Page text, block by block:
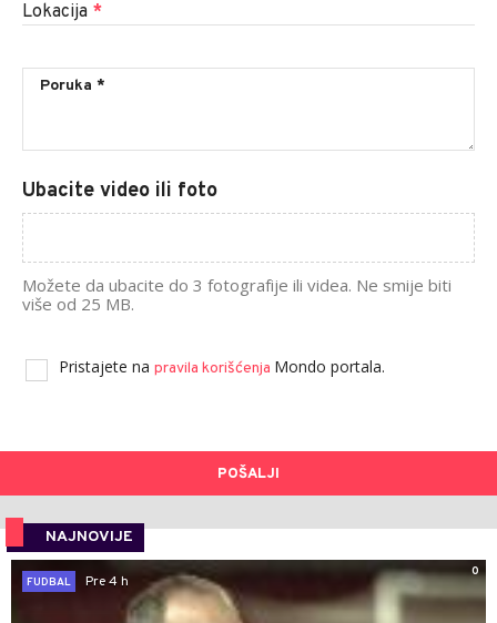
Lokacija *
Ubacite video ili foto
Možete da ubacite do 3 fotografije ili videa. Ne smije biti
više od 25 MB.
Pristajete na pravila korišćenja Mondo portala.
POŠALJI
NAJNOVIJE
0
FUDBAL
Pre 4 h